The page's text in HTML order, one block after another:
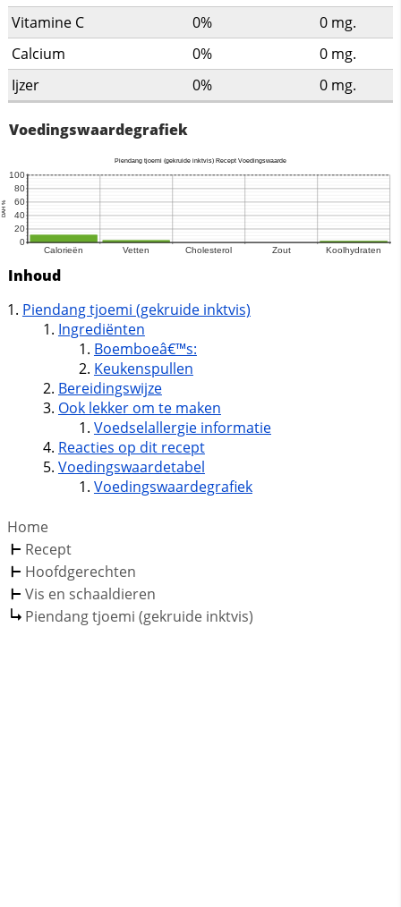
Vitamine C
0% 0 mg.
Calcium
0% 0 mg.
Ijzer
0% 0 mg.
Voedingswaardegrafiek
Inhoud
Piendang tjoemi (gekruide inktvis)
Ingrediënten
Boemboeâ€™s:
Keukenspullen
Bereidingswijze
Ook lekker om te maken
Voedselallergie informatie
Reacties op dit recept
Voedingswaardetabel
Voedingswaardegrafiek
Home
Recept
Hoofdgerechten
Vis en schaaldieren
Piendang tjoemi (gekruide inktvis)